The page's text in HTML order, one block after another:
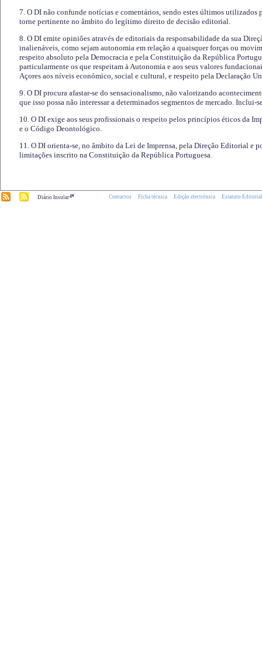
7. O DI não confunde notícias e comentários, sendo estes últimos utilizados
torne pertinente no âmbito do legítimo direito de decisão editorial.
8. O DI emite opiniões através de editoriais da responsabilidade da sua
inalienáveis, como sejam autonomia em relação a quaisquer forças ou
respeito absoluto pela Democracia e pela Constituição da República
particularmente os que respeitam à Autonomia e aos seus valores
Açores aos níveis económico, social e cultural, e respeito pela Declaração
9. O DI procura afastar-se do sensacionalismo, não valorizando
que isso possa não interessar a determinados segmentos de mercado.
10. O DI exige aos seus profissionais o respeito pelos princípios éticos da
e o Código Deontológico.
11. O DI orienta-se, no âmbito da Lei de Imprensa, pela Direção Editorial e
limitações inscrito na Constituição da República Portuguesa.
Diário Insular.pt Contactos Ficha técnica Edição electrónica Estatuto Editorial